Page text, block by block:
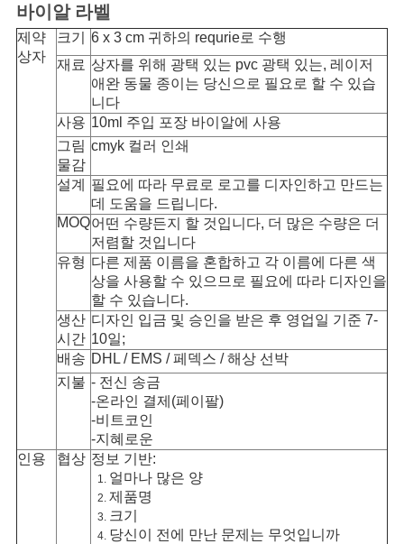
경
우
PRIVACY
POLICY
바이알 라벨
제약
상자
크기
6 x 3 cm 귀하의 requrie로 수행
재료 상자를 위해 광택 있는 pvc 광택 있는, 레이저
애완 동물 종이는 당신으로 필요로 할 수 있습
니다
사용 10ml 주입 포장 바이알에 사용
그림
물감
cmyk 컬러 인쇄
설계
필요에 따라 무료로 로고를 디자인하고 만드는
데 도움을 드립니다.
MOQ어떤 수량든지 할 것입니다, 더 많은 수량은 더
저렴할 것입니다
유형 다른 제품 이름을 혼합하고 각 이름에 다른 색
상을 사용할 수 있으므로 필요에 따라 디자인을
할 수 있습니다.
생산
시간
디자인 입금 및 승인을 받은 후 영업일 기준 7-
10일;
배송 DHL / EMS / 페덱스 / 해상 선박
지불 - 전신 송금
-온라인 결제(페이팔)
-비트코인
-지혜로운
인용
협상 정보 기반:
얼마나 많은 양
제품명
크기
당신이 전에 만난 문제는 무엇입니까